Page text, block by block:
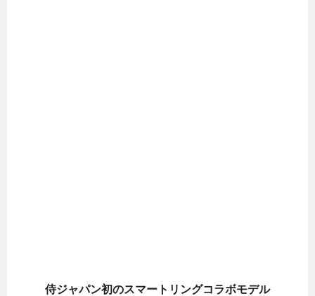
侍ジャパン初のスマートリングコラボモデル